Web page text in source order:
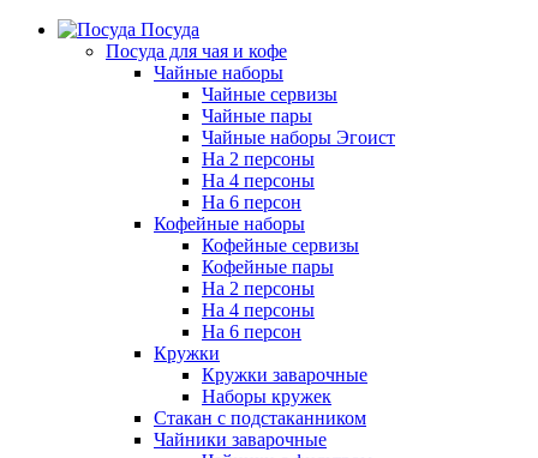
Посуда
Посуда для чая и кофе
Чайные наборы
Чайные сервизы
Чайные пары
Чайные наборы Эгоист
На 2 персоны
На 4 персоны
На 6 персон
Кофейные наборы
Кофейные сервизы
Кофейные пары
На 2 персоны
На 4 персоны
На 6 персон
Кружки
Кружки заварочные
Наборы кружек
Стакан с подстаканником
Чайники заварочные